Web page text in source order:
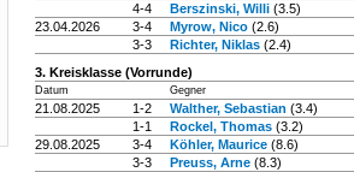
4-4
Berszinski, Willi (3.5)
23.04.2026
3-4 Myrow, Nico (2.6)
3-3
Richter, Niklas (2.4)
3. Kreisklasse (Vorrunde)
Datum Gegner
21.08.2025 1-2 Walther, Sebastian (3.4)
1-1
Rockel, Thomas (3.2)
29.08.2025
3-4 Köhler, Maurice (8.6)
3-3
Preuss, Arne (8.3)